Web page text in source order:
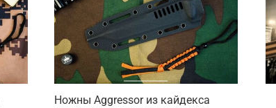
Ножны Aggressor из кайдекса